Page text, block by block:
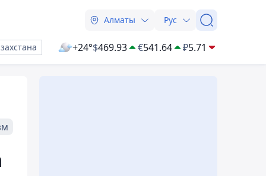
Алматы Рус
+24°$469.93 €541.64 ₽5.71